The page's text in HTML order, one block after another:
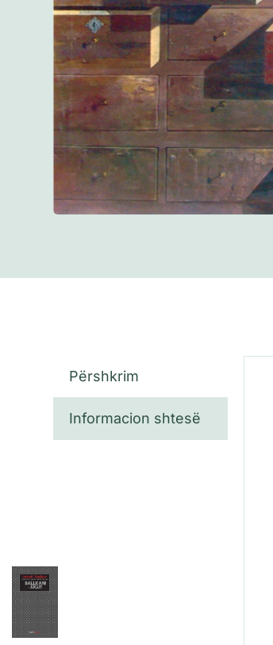
Përshkrim
Informacion shtesë